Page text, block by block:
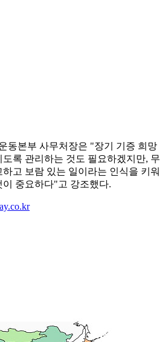
동본부 사무처장은 "장기 기증 희망
록 관리하는 것도 필요하겠지만, 무
고 보람 있는 일이라는 인식을 키워
중요하다"고 강조했다.